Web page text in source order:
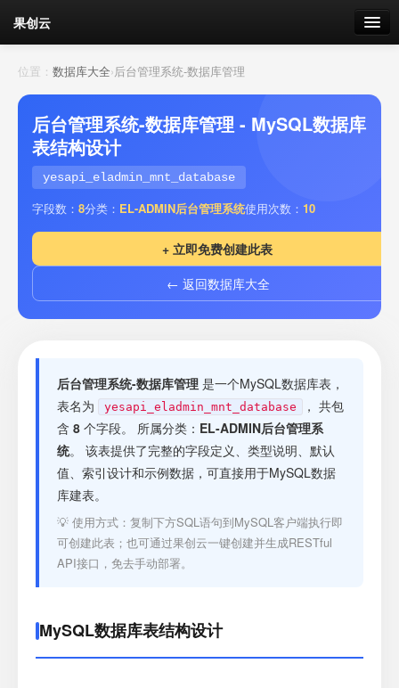
果创云
数据表单
API接口
云存储
流量 剩余接口流量
套餐
接口测试
位置： 数据库大全›后台管理系统-数据库管理
后台管理系统-数据库管理 - MySQL数据库
表结构设计
yesapi_eladmin_mnt_database
字段数： 8分类： EL-ADMIN后台管理系统使用次数： 10
+ 立即免费创建此表
← 返回数据库大全
后台管理系统-数据库管理 是一个MySQL数据库表，
表名为
yesapi_eladmin_mnt_database
， 共包
含 8 个字段。 所属分类： EL-ADMIN后台管理系
统。 该表提供了完整的字段定义、类型说明、默认
值、索引设计和示例数据，可直接用于MySQL数据
库建表。
💡 使用方式：复制下方SQL语句到MySQL客户端执行即
可创建此表；也可通过果创云一键创建并生成RESTful
API接口，免去手动部署。
MySQL数据库表结构设计